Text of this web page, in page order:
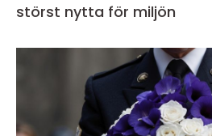
störst nytta för miljön